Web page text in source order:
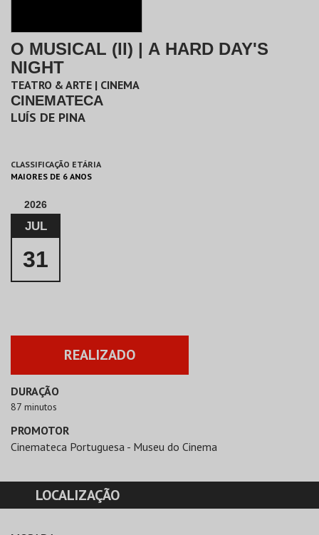
O MUSICAL (II) | A HARD DAY'S
NIGHT
TEATRO & ARTE | CINEMA
CINEMATECA
LUÍS DE PINA
CLASSIFICAÇÃO ETÁRIA
MAIORES DE 6 ANOS
2026
JUL
31
REALIZADO
DURAÇÃO
87 minutos
PROMOTOR
Cinemateca Portuguesa - Museu do Cinema
LOCALIZAÇÃO